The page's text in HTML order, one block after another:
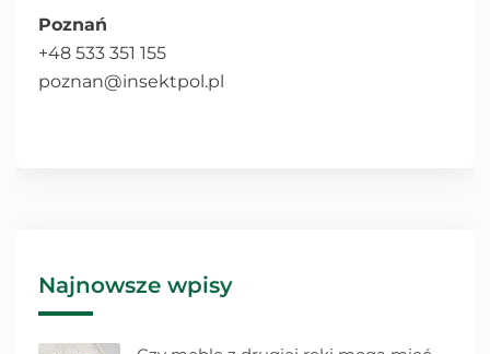
Poznań
+48 533 351 155
poznan@insektpol.pl
Najnowsze wpisy